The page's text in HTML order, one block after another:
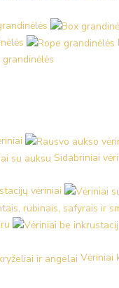
grandinėlės
Sidabriniai
vėriniai
Vėriniai